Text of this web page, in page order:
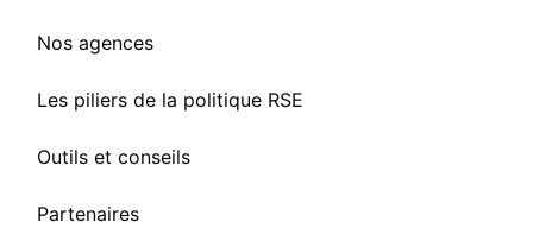
Nos agences
Les piliers de la politique RSE
Outils et conseils
Partenaires